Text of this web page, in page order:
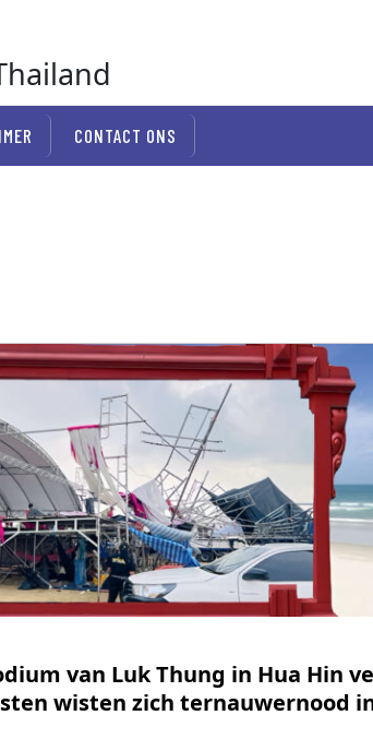
CONTACT ONS
van Luk Thung in Hua Hin
wisten zich ternauwernood